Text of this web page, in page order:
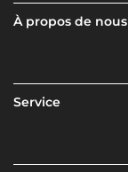
À propos de nous
Service